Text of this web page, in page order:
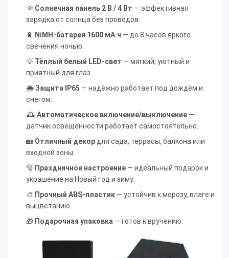
🌞 Солнечная панель 2 В / 4 Вт — эффективная
зарядка от солнца без проводов.
🔋
NiMH-батарея 1600 мА·ч — до 8 часов яркого
свечения ночью.
💡 Тёплый белый LED-свет — мягкий, уютный и
приятный для глаз.
🌦 Защита IP65 — надёжно работает под дождём и
снегом.
🕰Автоматическое включение/выключение —
датчик освещённости работает самостоятельно.
🏡 Отличный декордля сада, террасы, балкона или
входной зоны.
🎅 Праздничное настроение — идеальный подарок и
украшение на Новый год и зиму.
🎨 Прочный ABS-пластик — устойчив к морозу, влаге и
выцветанию.
🎁 Подарочная упаковка — готов к вручению.